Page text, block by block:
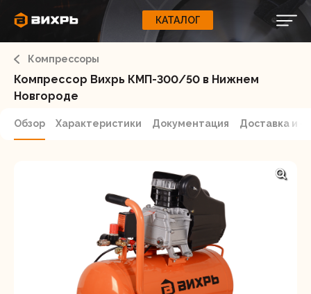
КАТАЛОГ
КАТАЛОГ
Регистрация
О бренде
Блог
Свернуть
ЭЛЕКТРОИНСТРУМЕНТЫ
ИНСТРУМЕНТ
СЕЛЬХОЗТЕХНИКА
ОБОРУДОВАНИЕ
Компрессоры
Компрессор Вихрь КМП-300/50 в Нижнем
Новгороде
Обзор Характеристики Документация Доставка и
Забыли пароль?
ВАШ ЗАКАЗ
Корзина